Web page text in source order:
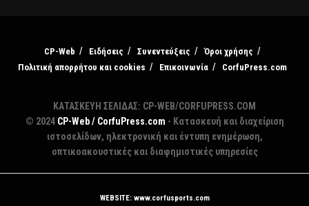
CP-Web Ειδήσεις Συνεντεύξεις
Όροι χρήσης
Πολιτική απορρήτου και cookies
Επικοινωνία CorfuPress.com
ΚΑΤΑΣΚΕΥΗ ΣΕΛΙΔΑΣ: CP-WEB/CORFUPRESS.COM
© 2024 CP-Web / CorfuPress.com - Κατασκευή και διαχείριση
ιστοσελίδων, ηλεκτρονική και έντυπη ενημέρωση,
οπτικοακουστικές και διαφημιστικές υπηρεσίες
WEBSITE: www.corfusports.com